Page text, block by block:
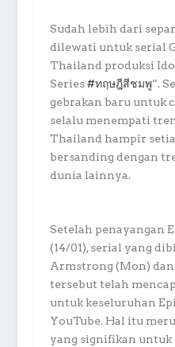
Sudah lebih dari
dilewati untuk serial
Thailand produksi
Series#ทฤษฎีสีชมพู”.
gebrakan baru untuk
selalu menempati
Thailand hampir
bersanding dengan
dunia lainnya.
Setelah penayangan
(14/01), serial yang
Armstrong (Mon) dan
tersebut telah
untuk keseluruhan
YouTube. Hal itu
yang signifikan untuk